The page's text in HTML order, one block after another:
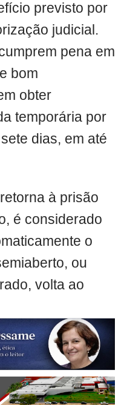
previsto por
judicial.
pena em
bom
obter
temporária por
dias, em até
à prisão
é considerado
o
ou
volta ao